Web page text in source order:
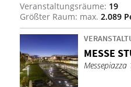
Veranstaltungsräume: 19
Größter Raum: max. 2.089
MES­SE